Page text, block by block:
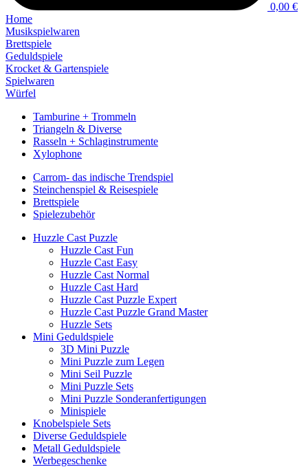
0,00 €
Home
Musikspielwaren
Brettspiele
Geduldspiele
Krocket & Gartenspiele
Spielwaren
Würfel
Tamburine + Trommeln
Triangeln & Diverse
Rasseln + Schlaginstrumente
Xylophone
Carrom- das indische Trendspiel
Steinchenspiel & Reisespiele
Brettspiele
Spielezubehör
Huzzle Cast Puzzle
Huzzle Cast Fun
Huzzle Cast Easy
Huzzle Cast Normal
Huzzle Cast Hard
Huzzle Cast Puzzle Expert
Huzzle Cast Puzzle Grand Master
Huzzle Sets
Mini Geduldspiele
3D Mini Puzzle
Mini Puzzle zum Legen
Mini Seil Puzzle
Mini Puzzle Sets
Mini Puzzle Sonderanfertigungen
Minispiele
Knobelspiele Sets
Diverse Geduldspiele
Metall Geduldspiele
Werbegeschenke